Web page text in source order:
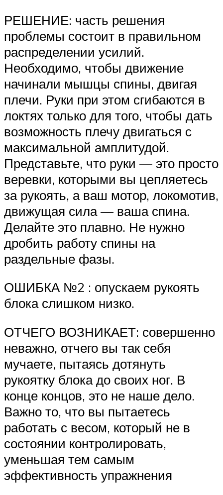
РЕШЕНИЕ: часть решения
проблемы состоит в правильном
распределении усилий.
Необходимо, чтобы движение
начинали мышцы спины, двигая
плечи. Руки при этом сгибаются в
локтях только для того, чтобы дать
возможность плечу двигаться с
максимальной амплитудой.
Представьте, что руки — это просто
веревки, которыми вы цепляетесь
за рукоять, а ваш мотор, локомотив,
движущая сила — ваша спина.
Делайте это плавно. Не нужно
дробить работу спины на
раздельные фазы.
ОШИБКА №2 : опускаем рукоять
блока слишком низко.
ОТЧЕГО ВОЗНИКАЕТ: совершенно
неважно, отчего вы так себя
мучаете, пытаясь дотянуть
рукоятку блока до своих ног. В
конце концов, это не наше дело.
Важно то, что вы пытаетесь
работать с весом, который не в
состоянии контролировать,
уменьшая тем самым
эффективность упражнения